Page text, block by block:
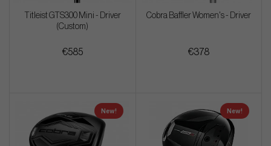
Titleist GTS300 Mini - Driver
(Custom)
€585
Cobra Baffler Women's - Driver
€378
New! New!